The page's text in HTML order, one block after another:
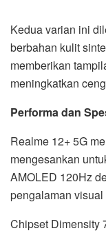
Kedua varian ini
berbahan kulit
memberikan
meningkatkan
Performa dan
Realme 12+ 5G
mengesankan
AMOLED 120Hz
pengalaman
Chipset Dimensity